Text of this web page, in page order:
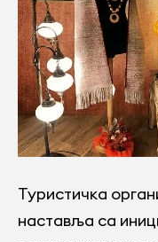
Туристичка
наставља са